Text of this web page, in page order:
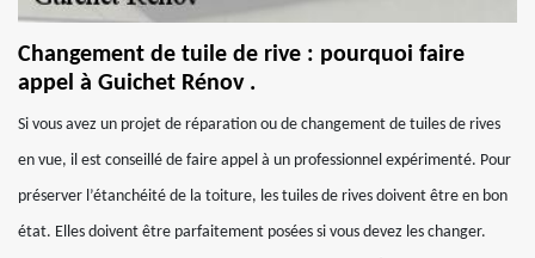
Changement de tuile de rive : pourquoi faire
appel à Guichet Rénov .
Si vous avez un projet de réparation ou de changement de tuiles de rives
en vue, il est conseillé de faire appel à un professionnel expérimenté. Pour
préserver l’étanchéité de la toiture, les tuiles de rives doivent être en bon
état. Elles doivent être parfaitement posées si vous devez les changer.